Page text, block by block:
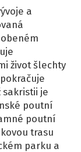
a
život šlechty
sakristii je
poutní
poutní
trasu
parku a